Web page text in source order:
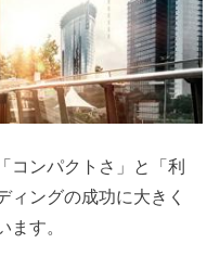
コンパクトさ」と「利
ィングの成功に大きく
ます。